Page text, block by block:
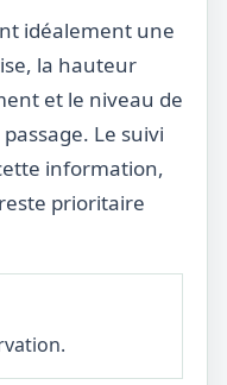
idéalement une
la hauteur
et le niveau de
Le suivi
information,
prioritaire